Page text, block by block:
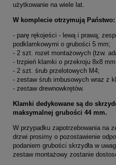
użytkowanie na wiele lat.
W komplecie otrzymują Państwo:
- parę rękojeści - lewą i prawą;
podklamkowymi o grubości 5 mm;
- 2 szt. rozet montażowych (tzw.
- trzpień klamki o przekroju 8x8
- 2 szt. śrub przelotowych M4;
- zestaw śrub imbusowych wraz z
- zestaw drewnowkrętów.
Klamki dedykowane są do
maksymalnej grubości 44 mm.
W przypadku zapotrzebowania na
drzwi prosimy o pozostawienie
podaniem grubości skrzydła w
zestaw montażowy zostanie